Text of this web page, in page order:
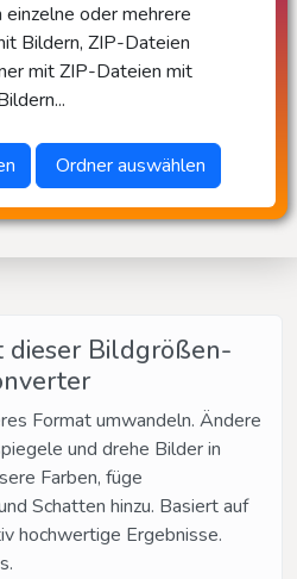
oder mehrere
Bildern, ZIP-Dateien
mit ZIP-Dateien mit
Ordner auswählen
dieser Bildgrößen-
Format umwandeln. Ändere
und drehe Bilder in
Farben, füge
Schatten hinzu. Basiert auf
hochwertige Ergebnisse.